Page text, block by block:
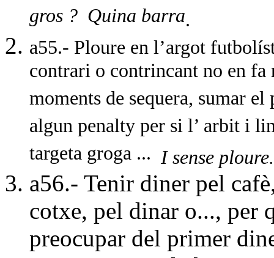
gros ? Quina barra.
a55.- Ploure en l’argot
contrari o contrincant no en
moments de sequera, sumar
algun penalty per si l’ arbit i
targeta groga ... I sense
a56.- Tenir diner pel
cotxe, pel dinar o..., per
preocupar del primer